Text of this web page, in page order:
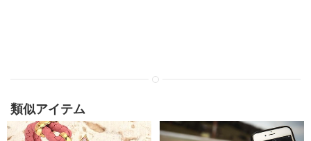
類似アイテム